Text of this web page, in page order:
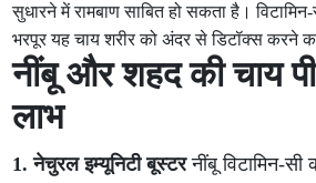
सुधारने में रामबाण साबित हो सकता है।
भरपूर यह चाय शरीर को अंदर से डिटॉक्स करने
नींबू और शहद की चाय
लाभ
1. नेचुरल इम्यूनिटी बूस्टरनींबू विटामिन-